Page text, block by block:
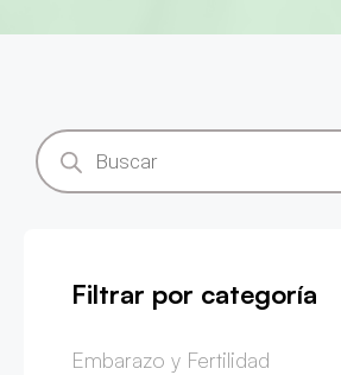
Filtrar por categoría
Embarazo y Fertilidad